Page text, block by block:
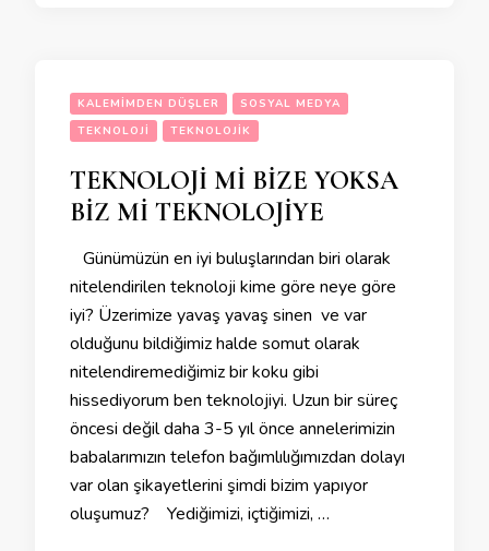
KALEMIMDEN DÜŞLER
SOSYAL MEDYA
TEKNOLOJI
TEKNOLOJIK
TEKNOLOJİ Mİ BİZE YOKSA
BİZ Mİ TEKNOLOJİYE
Günümüzün en iyi buluşlarından biri olarak
nitelendirilen teknoloji kime göre neye göre
iyi? Üzerimize yavaş yavaş sinen ve var
olduğunu bildiğimiz halde somut olarak
nitelendiremediğimiz bir koku gibi
hissediyorum ben teknolojiyi. Uzun bir süreç
öncesi değil daha 3-5 yıl önce annelerimizin
babalarımızın telefon bağımlılığımızdan dolayı
var olan şikayetlerini şimdi bizim yapıyor
oluşumuz? Yediğimizi, içtiğimizi, …